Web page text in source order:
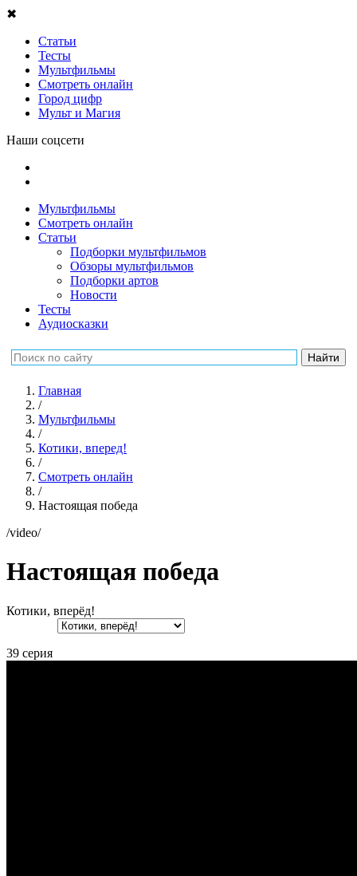
✖
Статьи
Тесты
Мультфильмы
Смотреть онлайн
Город цифр
Мульт и Магия
Наши соцсети
Мультфильмы
Смотреть онлайн
Статьи
Подборки мультфильмов
Обзоры мультфильмов
Подборки артов
Новости
Тесты
Аудиосказки
Главная
/
Мультфильмы
/
Котики, вперед!
/
Смотреть онлайн
/
Настоящая победа
/video/
Настоящая победа
Котики, вперёд!
39 серия